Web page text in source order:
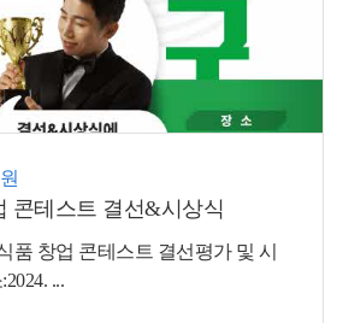
콘테스트 결선&시상식
품 창업 콘테스트 결선평가 및 시
...